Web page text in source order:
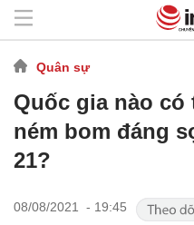
Quân sự
Quốc gia nào có
ném bom đáng
21?
08/08/2021 - 19:45